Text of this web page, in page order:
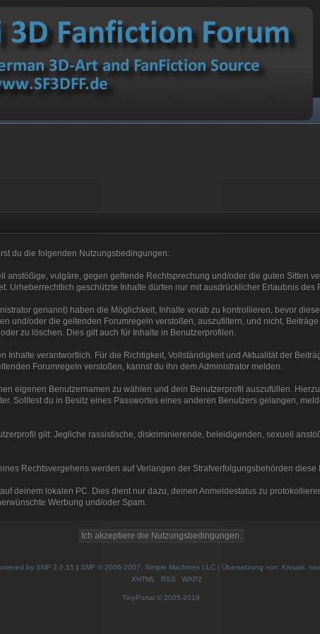
du die folgenden Nutzungsbedingungen:
vulgäre, gegen geltende Rechtsprechung und/oder die guten Sitten
Urheberrechtlich geschützte Inhalte dürfen nur mit ausdrücklicher Erlaubnis des
genannt) haben die Möglichkeit, Inhalte vorab zu kontrollieren, bevor
und/oder die geltenden Forumregeln verstoßen, auszufiltern, und nicht,
zu löschen. Dies gilt auch für Inhalte in Benutzerprofilen.
verantwortlich. Für die Richtigkeit, Vollständigkeit und Aktualität der
Forumregeln verstoßen, kannst du ihn dem Administrator melden.
eigenen Benutzernamen zu wählen und dein Benutzerprofil auszufüllen.
Solltest du in Besitz eines Passwortes eines anderen Benutzers gelangen,
gilt: Jegliche rassistische, diskriminierende, beleidigenden, sexuell
Rechtsvergehens werden auf Verlangen der Strafverfolgungsbehörden
deinem lokalen PC. Dies dient nur dazu, deinen Anmeldestatus zu
Werbung und/oder Spam.
by SMF 2.0.15 | SMF © 2006-2007, Simple Machines LLC | Übersetzung von: Kissaki,
XHTML
RSS WAP2
TinyPortal © 2005-2019